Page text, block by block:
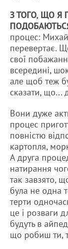
З ТОГО, ЩО Я
процес:
перевертає.
свої
всередині,
але щоб теж
сказати, що...
Вони дуже
процес
повністю
картопля,
А друга
натирання
так завзято,
була не одна
терти
це і розваги
будуть в
що робиш ти,